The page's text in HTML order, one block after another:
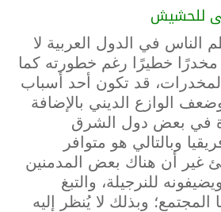
للحشيش
في الدول العربية لا
خطيرًا رغم خطورته كما
قد تكون أحد أسباب
الوازع الديني بالإضافة
في بعض دول الشرق
وبالتالي هو متوافر
أن هناك بعض المدمنين
للنرجيلة، والتبغ
المجتمع؛ وبذلك لا يُنظر إليه